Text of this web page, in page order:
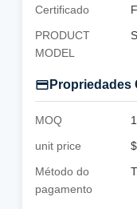
Certificado
PRODUCT
MODEL
Propriedades
MOQ
1
unit price
Método do
pagamento